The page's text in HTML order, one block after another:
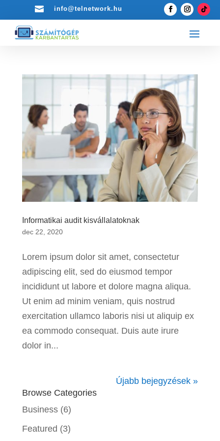
 info@telnetwork.hu
Informatikai audit kisvállalatoknak
dec 22, 2020
Lorem ipsum dolor sit amet, consectetur
adipiscing elit, sed do eiusmod tempor
incididunt ut labore et dolore magna aliqua.
Ut enim ad minim veniam, quis nostrud
exercitation ullamco laboris nisi ut aliquip ex
ea commodo consequat. Duis aute irure
dolor in...
Újabb bejegyzések »
Browse Categories
Business(6)
Featured (3)